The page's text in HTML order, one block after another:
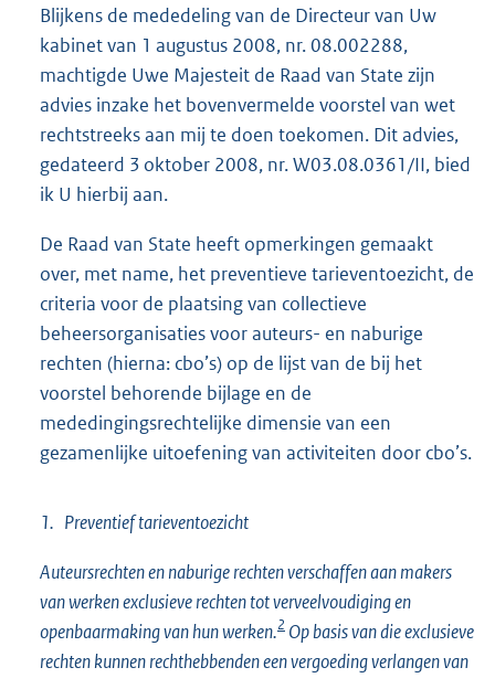
Blijkens de mededeling van de Directeur van Uw
kabinet van 1 augustus 2008, nr. 08.002288,
machtigde Uwe Majesteit de Raad van State zijn
advies inzake het bovenvermelde voorstel van wet
rechtstreeks aan mij te doen toekomen. Dit advies,
gedateerd 3 oktober 2008, nr. W03.08.0361/II, bied
ik U hierbij aan.
De Raad van State heeft opmerkingen gemaakt
over, met name, het preventieve tarieventoezicht, de
criteria voor de plaatsing van collectieve
beheersorganisaties voor auteurs- en naburige
rechten (hierna: cbo’s) op de lijst van de bij het
voorstel behorende bijlage en de
mededingingsrechtelijke dimensie van een
gezamenlijke uitoefening van activiteiten door cbo’s.
1. Preventief tarieventoezicht
Auteursrechten en naburige rechten verschaffen aan makers
van werken exclusieve rechten tot verveelvoudiging en
openbaarmaking van hun werken.2 Op basis van die exclusieve
rechten kunnen rechthebbenden een vergoeding verlangen van